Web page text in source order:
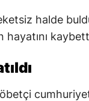
halde
cumhuriyet